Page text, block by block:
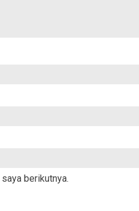
berikutnya.